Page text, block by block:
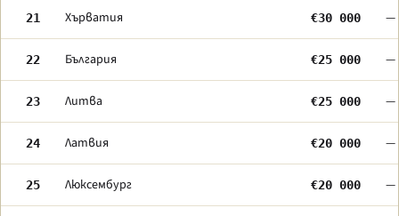
21 Хърватия €30 000 —
22 България €25 000 —
23 Литва €25 000 —
24 Латвия €20 000 —
25 Люксембург €20 000 —